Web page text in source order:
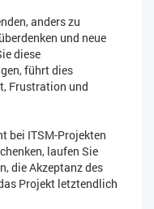
anders zu
und neue
diese
führt dies
Frustration und
bei ITSM-Projekten
laufen Sie
die Akzeptanz des
Projekt letztendlich